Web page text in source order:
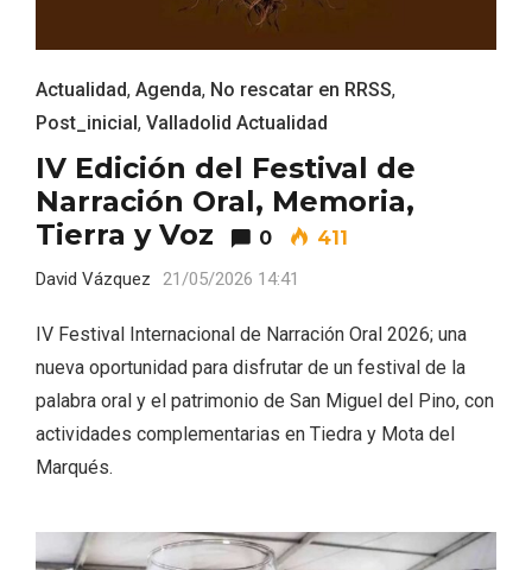
Actualidad, Agenda, No rescatar en RRSS,
Post_inicial, Valladolid Actualidad
IV Edición del Festival de
Narración Oral, Memoria,
Tierra y Voz
0 411
David Vázquez 21/05/2026 14:41
IV Festival Internacional de Narración Oral 2026; una
nueva oportunidad para disfrutar de un festival de la
palabra oral y el patrimonio de San Miguel del Pino, con
actividades complementarias en Tiedra y Mota del
Marqués.
El Espinar, un pueblo oculto de la Sierra
de Guadarrama en su vertiente